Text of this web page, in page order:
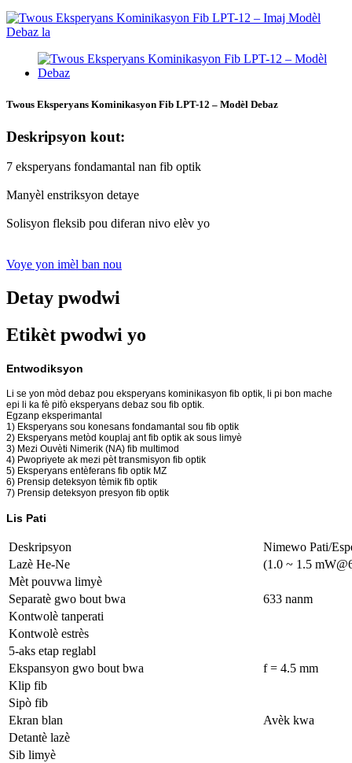
Twous Eksperyans Kominikasyon Fib LPT-12 – Modèl Debaz
Deskripsyon kout:
7 eksperyans fondamantal nan fib optik
Manyèl enstriksyon detaye
Solisyon fleksib pou diferan nivo elèv yo
Voye yon imèl ban nou
Detay pwodwi
Etikèt pwodwi yo
Entwodiksyon
Li se yon mòd debaz pou eksperyans kominikasyon fib optik, li pi bon mache
epi li ka fè pifò eksperyans debaz sou fib optik.
Egzanp eksperimantal
1) Eksperyans sou konesans fondamantal sou fib optik
2) Eksperyans metòd kouplaj ant fib optik ak sous limyè
3) Mezi Ouvèti Nimerik (NA) fib multimod
4) Pwopriyete ak mezi pèt transmisyon fib optik
5) Eksperyans entèferans fib optik MZ
6) Prensip deteksyon tèmik fib optik
7) Prensip deteksyon presyon fib optik
Lis Pati
Deskripsyon
Nimewo Pati/
Lazè He-Ne
(1.0 ~ 1.5
Mèt pouvwa limyè
Separatè gwo bout bwa
633 nanm
Kontwolè tanperati
Kontwolè estrès
5-aks etap reglabl
Ekspansyon gwo bout bwa
f = 4.5 mm
Klip fib
Sipò fib
Ekran blan
Avèk kwa
Detantè lazè
Sib limyè